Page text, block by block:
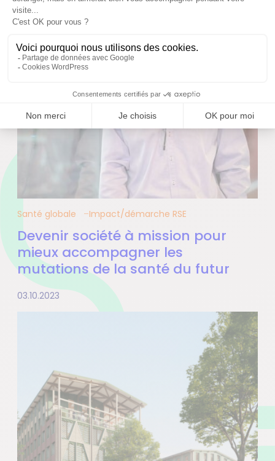
Santé globale Impact/démarche RSE
Devenir société à mission pour
mieux accompagner les
mutations de la santé du futur
03.10.2023